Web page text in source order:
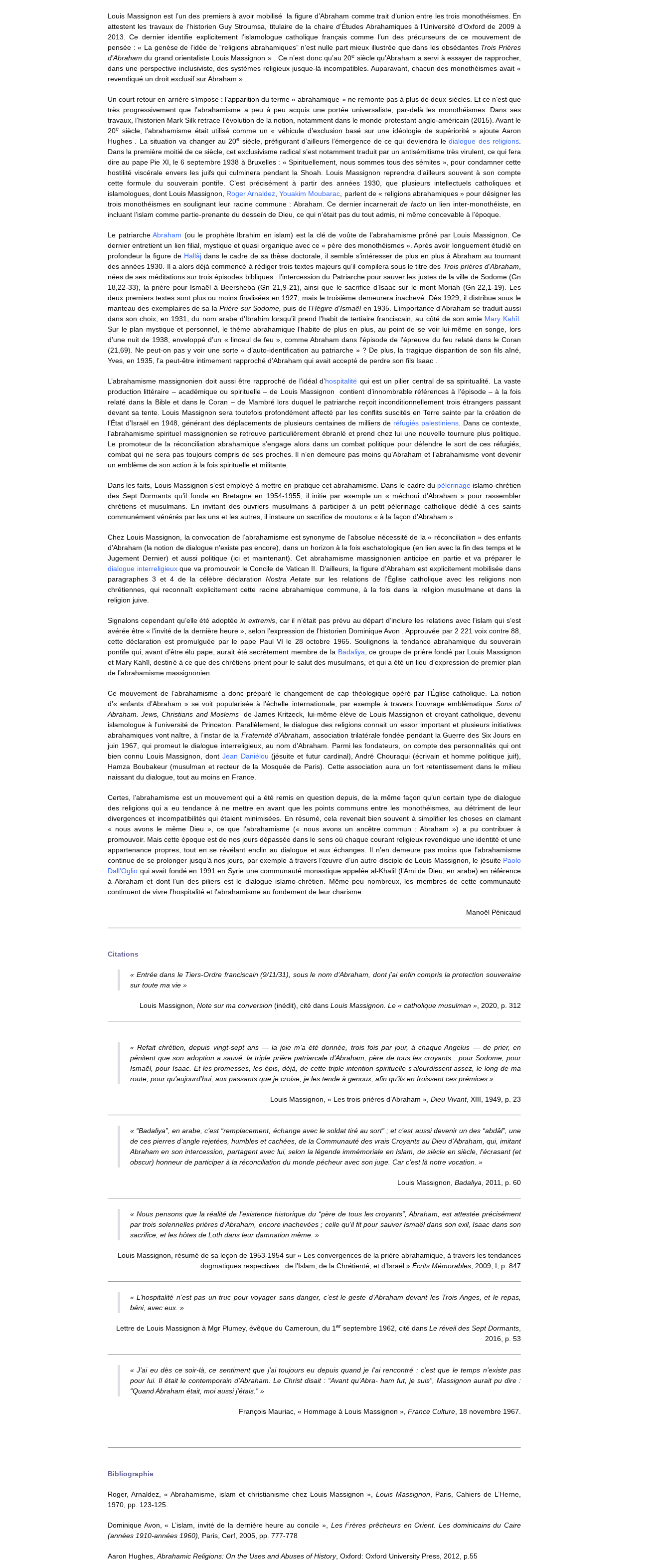
Louis Massignon est l’un des premiers à avoir mobilisé la figure d’Abraham comme trait d’union entre les trois monothéismes. En
attestent les travaux de l’historien Guy Stroumsa, titulaire de la chaire d’Études Abrahamiques à l’Université d’Oxford de 2009 à
2013. Ce dernier identifie explicitement l’islamologue catholique français comme l’un des précurseurs de ce mouvement de
pensée : « La genèse de l’idée de “religions abrahamiques” n’est nulle part mieux illustrée que dans les obsédantes Trois Prières
d’Abraham du grand orientaliste Louis Massignon » . Ce n’est donc qu’au 20e siècle qu’Abraham a servi à essayer de rapprocher,
dans une perspective inclusiviste, des systèmes religieux jusque-là incompatibles. Auparavant, chacun des monothéismes avait «
revendiqué un droit exclusif sur Abraham » .
Un court retour en arrière s’impose : l’apparition du terme « abrahamique » ne remonte pas à plus de deux siècles. Et ce n’est que
très progressivement que l’abrahamisme a peu à peu acquis une portée universaliste, par-delà les monothéismes. Dans ses
travaux, l’historien Mark Silk retrace l’évolution de la notion, notamment dans le monde protestant anglo-américain (2015). Avant le
20e siècle, l’abrahamisme était utilisé comme un « véhicule d’exclusion basé sur une idéologie de supériorité » ajoute Aaron
Hughes . La situation va changer au 20e siècle, préfigurant d’ailleurs l’émergence de ce qui deviendra ledialogue des religions.
Dans la première moitié de ce siècle, cet exclusivisme radical s’est notamment traduit par un antisémitisme très virulent, ce qui fera
dire au pape Pie XI, le 6 septembre 1938 à Bruxelles : « Spirituellement, nous sommes tous des sémites », pour condamner cette
hostilité viscérale envers les juifs qui culminera pendant la Shoah. Louis Massignon reprendra d’ailleurs souvent à son compte
cette formule du souverain pontife. C’est précisément à partir des années 1930, que plusieurs intellectuels catholiques et
islamologues, dont Louis Massignon, Roger Arnaldez,Youakim Moubarac, parlent de « religions abrahamiques » pour désigner les
trois monothéismes en soulignant leur racine commune : Abraham. Ce dernier incarneraitde factoun lien inter-monothéiste, en
incluant l’islam comme partie-prenante du dessein de Dieu, ce qui n’était pas du tout admis, ni même concevable à l’époque.
Le patriarche Abraham (ou le prophète Ibrahim en islam) est la clé de voûte de l’abrahamisme prôné par Louis Massignon. Ce
dernier entretient un lien filial, mystique et quasi organique avec ce « père des monothéismes ». Après avoir longuement étudié en
profondeur la figure de Hallâj dans le cadre de sa thèse doctorale, il semble s’intéresser de plus en plus à Abraham au tournant
des années 1930. Il a alors déjà commencé à rédiger trois textes majeurs qu’il compilera sous le titre des Trois prières d’Abraham,
nées de ses méditations sur trois épisodes bibliques : l’intercession du Patriarche pour sauver les justes de la ville de Sodome (Gn
18,22-33), la prière pour Ismaël à Beersheba (Gn 21,9-21), ainsi que le sacrifice d’Isaac sur le mont Moriah (Gn 22,1-19). Les
deux premiers textes sont plus ou moins finalisées en 1927, mais le troisième demeurera inachevé. Dès 1929, il distribue sous le
manteau des exemplaires de sa laPrière sur Sodome, puis de l’Hégire d’Ismaëlen 1935. L’importance d’Abraham se traduit aussi
dans son choix, en 1931, du nom arabe d’Ibrahim lorsqu’il prend l’habit de tertiaire franciscain, au côté de son amie Mary Kahîl.
Sur le plan mystique et personnel, le thème abrahamique l’habite de plus en plus, au point de se voir lui-même en songe, lors
d’une nuit de 1938, enveloppé d’un « linceul de feu », comme Abraham dans l’épisode de l’épreuve du feu relaté dans le Coran
(21,69). Ne peut-on pas y voir une sorte « d’auto-identification au patriarche » ? De plus, la tragique disparition de son fils aîné,
Yves, en 1935, l’a peut-être intimement rapproché d’Abraham qui avait accepté de perdre son fils Isaac .
L’abrahamisme massignonien doit aussi être rapproché de l’idéal d’hospitalité qui est un pilier central de sa spiritualité. La vaste
production littéraire – académique ou spirituelle – de Louis Massignon contient d’innombrable références à l’épisode – à la fois
relaté dans la Bible et dans le Coran – de Mambré lors duquel le patriarche reçoit inconditionnellement trois étrangers passant
devant sa tente. Louis Massignon sera toutefois profondément affecté par les conflits suscités en Terre sainte par la création de
l’État d’Israël en 1948, générant des déplacements de plusieurs centaines de milliers de réfugiés palestiniens. Dans ce contexte,
l’abrahamisme spirituel massignonien se retrouve particulièrement ébranlé et prend chez lui une nouvelle tournure plus politique.
Le promoteur de la réconciliation abrahamique s’engage alors dans un combat politique pour défendre le sort de ces réfugiés,
combat qui ne sera pas toujours compris de ses proches. Il n’en demeure pas moins qu’Abraham et l’abrahamisme vont devenir
un emblème de son action à la fois spirituelle et militante.
Dans les faits, Louis Massignon s’est employé à mettre en pratique cet abrahamisme. Dans le cadre du pèlerinage islamo-chrétien
des Sept Dormants qu’il fonde en Bretagne en 1954-1955, il initie par exemple un « méchoui d’Abraham » pour rassembler
chrétiens et musulmans. En invitant des ouvriers musulmans à participer à un petit pèlerinage catholique dédié à ces saints
communément vénérés par les uns et les autres, il instaure un sacrifice de moutons « à la façon d’Abraham » .
Chez Louis Massignon, la convocation de l’abrahamisme est synonyme de l’absolue nécessité de la « réconciliation » des enfants
d’Abraham (la notion de dialogue n’existe pas encore), dans un horizon à la fois eschatologique (en lien avec la fin des temps et le
Jugement Dernier) et aussi politique (ici et maintenant). Cet abrahamisme massignonien anticipe en partie et va préparer le
dialogue interreligieuxque va promouvoir le Concile de Vatican II. D’ailleurs, la figure d’Abraham est explicitement mobilisée dans
paragraphes 3 et 4 de la célèbre déclaration Nostra Aetate sur les relations de l’Église catholique avec les religions non
chrétiennes, qui reconnaît explicitement cette racine abrahamique commune, à la fois dans la religion musulmane et dans la
religion juive.
Signalons cependant qu’elle été adoptée in extremis, car il n’était pas prévu au départ d’inclure les relations avec l’islam qui s’est
avérée être « l’invité de la dernière heure », selon l’expression de l’historien Dominique Avon . Approuvée par 2 221 voix contre 88,
cette déclaration est promulguée par le pape Paul VI le 28 octobre 1965. Soulignons la tendance abrahamique du souverain
pontife qui, avant d’être élu pape, aurait été secrètement membre de la Badaliya, ce groupe de prière fondé par Louis Massignon
et Mary Kahîl, destiné à ce que des chrétiens prient pour le salut des musulmans, et qui a été un lieu d’expression de premier plan
de l’abrahamisme massignonien.
Ce mouvement de l’abrahamisme a donc préparé le changement de cap théologique opéré par l’Église catholique. La notion
d’« enfants d’Abraham » se voit popularisée à l’échelle internationale, par exemple à travers l’ouvrage emblématique Sons of
Abraham. Jews, Christians and Moslemsde James Kritzeck, lui-même élève de Louis Massignon et croyant catholique, devenu
islamologue à l’université de Princeton. Parallèlement, le dialogue des religions connait un essor important et plusieurs initiatives
abrahamiques vont naître, à l’instar de la Fraternité d’Abraham, association trilatérale fondée pendant la Guerre des Six Jours en
juin 1967, qui promeut le dialogue interreligieux, au nom d’Abraham. Parmi les fondateurs, on compte des personnalités qui ont
bien connu Louis Massignon, dont Jean Daniélou (jésuite et futur cardinal), André Chouraqui (écrivain et homme politique juif),
Hamza Boubakeur (musulman et recteur de la Mosquée de Paris). Cette association aura un fort retentissement dans le milieu
naissant du dialogue, tout au moins en France.
Certes, l’abrahamisme est un mouvement qui a été remis en question depuis, de la même façon qu’un certain type de dialogue
des religions qui a eu tendance à ne mettre en avant que les points communs entre les monothéismes, au détriment de leur
divergences et incompatibilités qui étaient minimisées. En résumé, cela revenait bien souvent à simplifier les choses en clamant
« nous avons le même Dieu », ce que l’abrahamisme (« nous avons un ancêtre commun : Abraham ») a pu contribuer à
promouvoir. Mais cette époque est de nos jours dépassée dans le sens où chaque courant religieux revendique une identité et une
appartenance propres, tout en se révélant enclin au dialogue et aux échanges. Il n’en demeure pas moins que l’abrahamisme
continue de se prolonger jusqu’à nos jours, par exemple à travers l’œuvre d’un autre disciple de Louis Massignon, le jésuite Paolo
Dall’Oglio qui avait fondé en 1991 en Syrie une communauté monastique appelée al-Khalil (l’Ami de Dieu, en arabe) en référence
à Abraham et dont l’un des piliers est le dialogue islamo-chrétien. Même peu nombreux, les membres de cette communauté
continuent de vivre l’hospitalité et l’abrahamisme au fondement de leur charisme.
Manoël Pénicaud
Citations
« Entrée dans le Tiers-Ordre franciscain (9/11/31), sous le nom d’Abraham, dont j’ai enfin compris la protection souveraine
sur toute ma vie »
Louis Massignon, Note sur ma conversion (inédit), cité dans Louis Massignon. Le « catholique musulman », 2020, p. 312
« Refait chrétien, depuis vingt-sept ans — la joie m’a été donnée, trois fois par jour, à chaqueAngelus — de prier, en
pénitent que son adoption a sauvé, la triple prière patriarcale d’Abraham, père de tous les croyants : pour Sodome, pour
Ismaël, pour Isaac. Et les promesses, les épis, déjà, de cette triple intention spirituelle s’alourdissent assez, le long de ma
route, pour qu’aujourd’hui, aux passants que je croise, je les tende à genoux, afin qu’ils en froissent ces prémices »
Louis Massignon, « Les trois prières d’Abraham », Dieu Vivant, XIII, 1949, p. 23
« “Badaliya”, en arabe, c’est “remplacement, échange avec le soldat tiré au sort” ; et c’est aussi devenir un des “abdâl”, une
de ces pierres d’angle rejetées, humbles et cachées, de la Communauté des vrais Croyants au Dieu d’Abraham, qui, imitant
Abraham en son intercession, partagent avec lui, selon la légende immémoriale en Islam, de siècle en siècle, l’écrasant (et
obscur) honneur de participer à la réconciliation du monde pécheur avec son juge. Car c’est là notre vocation. »
Louis Massignon, Badaliya, 2011, p. 60
« Nous pensons que la réalité de l’existence historique du “père de tous les croyants”, Abraham, est attestée précisément
par trois solennelles prières d’Abraham, encore inachevées ; celle qu’il fit pour sauver Ismaël dans son exil, Isaac dans son
sacrifice, et les hôtes de Loth dans leur damnation même. »
Louis Massignon, résumé de sa leçon de 1953-1954 sur « Les convergences de la prière abrahamique, à travers les tendances
dogmatiques respectives : de l’Islam, de la Chrétienté, et d’Israël » Écrits Mémorables, 2009, I, p. 847
« L’hospitalité n’est pas un truc pour voyager sans danger, c’est le geste d’Abraham devant les Trois Anges, et le repas,
béni, avec eux. »
Lettre de Louis Massignon à Mgr Plumey, évêque du Cameroun, du 1er septembre 1962, cité dans Le réveil des Sept Dormants,
2016, p. 53
« J’ai eu dès ce soir-là, ce sentiment que j’ai toujours eu depuis quand je l’ai rencontré : c’est que le temps n’existe pas
pour lui. Il était le contemporain d’Abraham. Le Christ disait : “Avant qu’Abra- ham fut, je suis”, Massignon aurait pu dire :
“Quand Abraham était, moi aussi j’étais.” »
François Mauriac, « Hommage à Louis Massignon », France Culture, 18 novembre 1967.
Bibliographie
Roger, Arnaldez, « Abrahamisme, islam et christianisme chez Louis Massignon »,Louis Massignon, Paris, Cahiers de L’Herne,
1970, pp. 123-125.
Dominique Avon, « L’islam, invité de la dernière heure au concile », Les Frères prêcheurs en Orient. Les dominicains du Caire
(années 1910-années 1960), Paris, Cerf, 2005, pp. 777-778
Aaron Hughes,Abrahamic Religions: On the Uses and Abuses of History, Oxford: Oxford University Press, 2012, p.55